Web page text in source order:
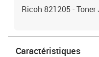
Ricoh 821205 -
Caractéristiques